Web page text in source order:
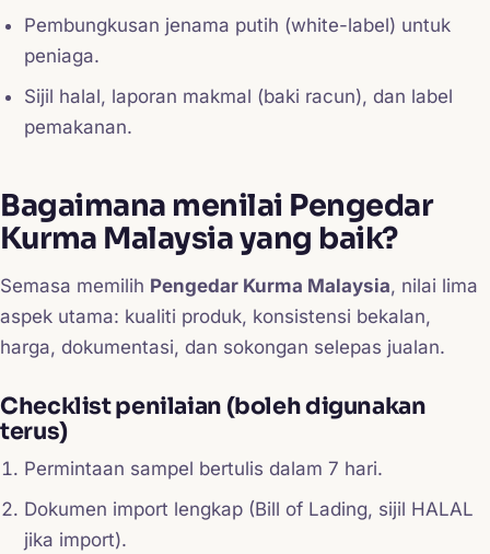
Pembungkusan jenama putih (white-label) untuk
peniaga.
Sijil halal, laporan makmal (baki racun), dan label
pemakanan.
Bagaimana menilai Pengedar
Kurma Malaysia yang baik?
Semasa memilih Pengedar Kurma Malaysia, nilai lima
aspek utama: kualiti produk, konsistensi bekalan,
harga, dokumentasi, dan sokongan selepas jualan.
Checklist penilaian (boleh digunakan
terus)
Permintaan sampel bertulis dalam 7 hari.
Dokumen import lengkap (Bill of Lading, sijil HALAL
jika import).